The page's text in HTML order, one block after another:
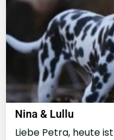
Nina & Lullu
Liebe Petra, heute